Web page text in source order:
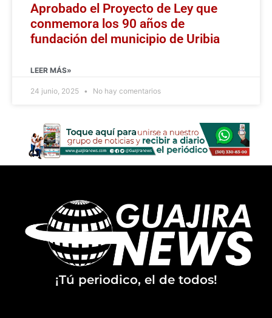
Aprobado el Proyecto de Ley que
conmemora los 90 años de
fundación del municipio de Uribia
LEER MÁS»
24 junio, 2025 No hay comentarios
¡Tú periodico, el de todos!